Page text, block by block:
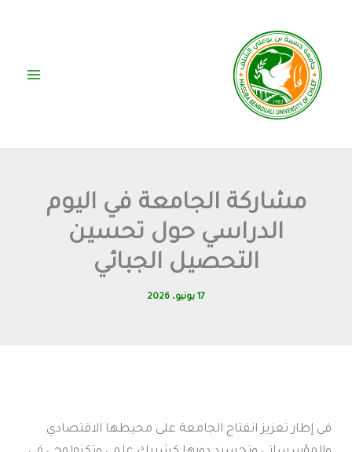
المحتوى
مشاركة الجامعة في اليوم
الدراسي حول تحسين
التحصيل الجبائي
17 يونيو، 2026
في إطار تعزيز انفتاح الجامعة على محيطها الاقتصادي